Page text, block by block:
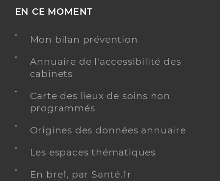
EN CE MOMENT
Mon bilan prévention
Annuaire de l'accessibilité des
cabinets
Carte des lieux de soins non
programmés
Origines des données annuaire
Les espaces thématiques
En bref, par Santé.fr